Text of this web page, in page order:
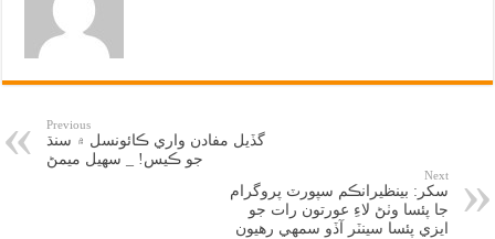
Previous
گڏيل مفادن واري ڪائونسل ۾ سنڌ
جو ڪيس! _ سهيل ميمڻ
Next
سکر: بينظيرانڪم سپورٽ پروگرام
جا پئسا وٺڻ لاءِ عورتون رات جو
ايزي پئسا سينٽر آڏو سمهي رهيون